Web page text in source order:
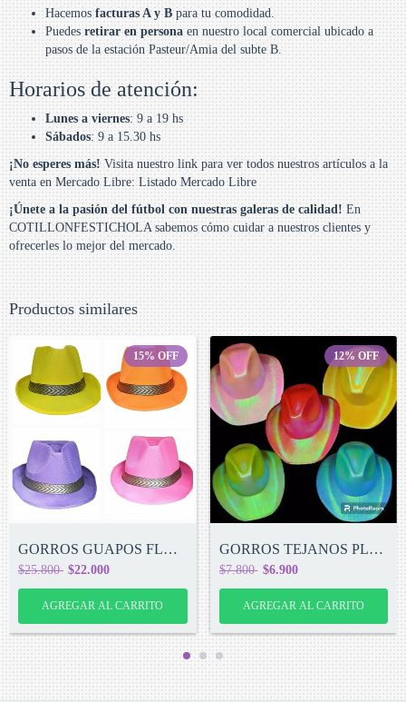
Hacemos facturas A y B para tu comodidad.
Puedes retirar en persona en nuestro local comercial ubicado a
pasos de la estación Pasteur/Amia del subte B.
Horarios de atención:
Lunes a viernes: 9 a 19 hs
Sábados: 9 a 15.30 hs
¡No esperes más! Visita nuestro link para ver todos nuestros artículos a la
venta en Mercado Libre: Listado Mercado Libre
¡Únete a la pasión del fútbol con nuestras galeras de calidad! En
COTILLONFESTICHOLA sabemos cómo cuidar a nuestros clientes y
ofrecerles lo mejor del mercado.
Productos similares
15% OFF
GORROS GUAPOS FLUO pack x 10 - x mayor
$25.800 $22.000
12% OFF
GORROS TEJANOS PLASTICO FLUO
$7.800 $6.900